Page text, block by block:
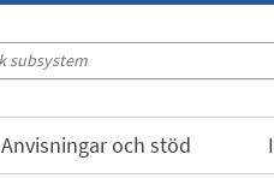
Anvisningar och stöd